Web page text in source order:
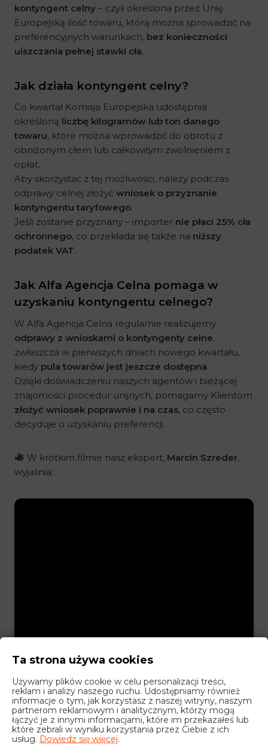
kontyngent celny – czyli określona przez Unię
Europejską ilość towaru, którą można sprowadzić na
preferencyjnych warunkach, bez konieczności
uiszczania pełnej stawki cła.
Jak działa kontyngent celny?
Co kwartał Komisja Europejska udostępnia
określoną liczbę kilogramów lub ton danego
towaru, które można wprowadzić do obrotu z
obniżonym cłem lub całkowitym zwolnieniem z
opłat.
Aby skorzystać z tej możliwości, należy podczas
odprawy celnej złożyć wniosek o przyznanie
kontyngentu taryfowego.
Jeśli zostanie przyznany – importer nie płaci 25% cła
ochronnego, co przekłada się także na niższy
podatek VAT.
Jak Alfa Agencja Celna pomaga w
uzyskaniu kontyngentu celnego?
W Alfa Agencja Celna regularnie realizujemy
odprawy z wnioskami o kontyngenty celne,
zwłaszcza w pierwszych dniach nowego kwartału,
kiedy pula towarów jest jeszcze dostępna.
Dzięki doświadczeniu naszych agentów i bieżącej
znajomości procedur unijnych, pomagamy Klientom
złożyć wniosek poprawnie i na czas, co często
decyduje o uzyskaniu preferencji.
W krótkim filmie nasz ekspert, Marcin Szreder,
wyjaśnia:
kiedy warto złożyć wniosek o kontyngent celny,
jakie towary najczęściej podlegają
kontyngentom,
i jak dzięki temu możeszzaoszczędzić na cle i
VAT.
Ta strona używa cookies
Używamy plików cookie w celu personalizacji treści,
reklam i analizy naszego ruchu. Udostępniamy również
informacje o tym, jak korzystasz z naszej witryny, naszym
partnerom reklamowym i analitycznym, którzy mogą
łączyć je z innymi informacjami, które im przekazałeś lub
które zebrali w wyniku korzystania przez Ciebie z ich
usług. Dowiedz się więcej.